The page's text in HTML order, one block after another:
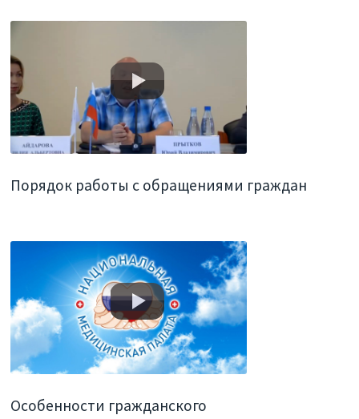
Порядок работы с обращениями граждан
Особенности гражданского